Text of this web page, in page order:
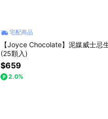
宅配商品
【Joyce Chocolate】泥媒威士忌
(25顆入)
$659
2.0%